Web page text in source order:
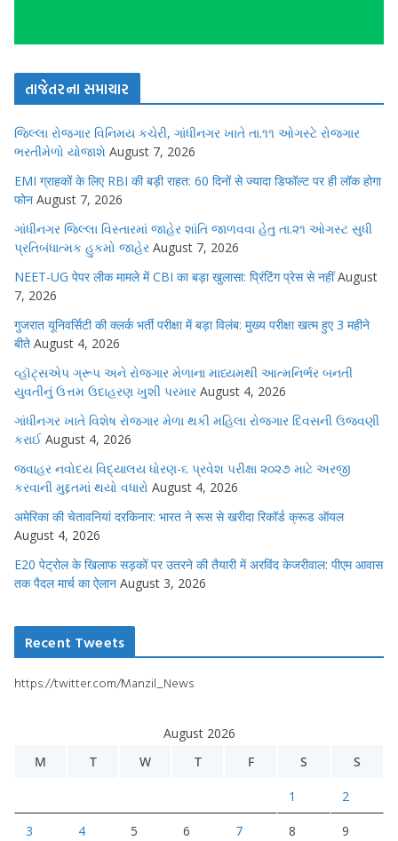
તાજેતરના સમાચાર
જિલ્લા રોજગાર વિનિમય કચેરી, ગાંધીનગર ખાતે તા.૧૧ ઓગસ્ટે રોજગાર
ભરતીમેળો યોજાશે August 7, 2026
EMI ग्राहकों के लिए RBI की बड़ी राहत: 60 दिनों से ज्यादा डिफॉल्ट पर ही लॉक होगा
फोन August 7, 2026
ગાંધીનગર જિલ્લા વિસ્તારમાં જાહેર શાંતિ જાળવવા હેતુ તા.૨૧ ઓગસ્ટ સુધી
પ્રતિબંધાત્મક હુકમો જાહેર August 7, 2026
NEET-UG पेपर लीक मामले में CBI का बड़ा खुलासा: प्रिंटिंग प्रेस से नहीं August
7, 2026
गुजरात यूनिवर्सिटी की क्लर्क भर्ती परीक्षा में बड़ा विलंब: मुख्य परीक्षा खत्म हुए 3 महीने
बीते August 4, 2026
વ્હૉટ્સએપ ગ્રૂપ અને રોજગાર મેળાના માધ્યમથી આત્મનિર્ભર બનતી
યુવતીનું ઉત્તમ ઉદાહરણ ખુશી પરમાર August 4, 2026
ગાંધીનગર ખાતે વિશેષ રોજગાર મેળા થકી મહિલા રોજગાર દિવસની ઉજવણી
કરાઈ August 4, 2026
જવાહર નવોદય વિદ્યાલય ધોરણ-૬ પ્રવેશ પરીક્ષા ૨૦૨૭ માટે અરજી
કરવાની મુદ્દતમાં થયો વધારો August 4, 2026
अमेरिका की चेतावनियां दरकिनार: भारत ने रूस से खरीदा रिकॉर्ड क्रूड ऑयल
August 4, 2026
E20 पेट्रोल के खिलाफ सड़कों पर उतरने की तैयारी में अरविंद केजरीवाल: पीएम आवास
तक पैदल मार्च का ऐलान August 3, 2026
Recent Tweets
https://twitter.com/Manzil_News
August 2026
M
T W T F S S
1 2
3 4 5 6 7 8 9